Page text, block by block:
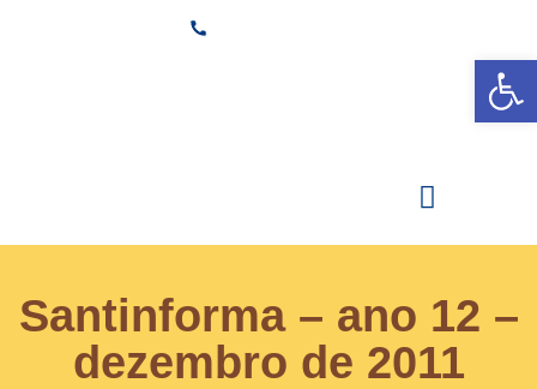
Área Restrita
Santinforma – ano 12 –
dezembro de 2011